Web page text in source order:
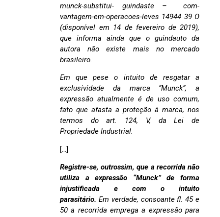
munck-substitui- guindaste – com-
vantagem-em-operacoes-leves 14944 39 O
(disponível em 14 de fevereiro de 2019),
que informa ainda que o guindauto da
autora não existe mais no mercado
brasileiro.
Em que pese o intuito de resgatar a
exclusividade da marca “Munck”, a
expressão atualmente é de uso comum,
fato que afasta a proteção à marca, nos
termos do art. 124, V, da Lei de
Propriedade Industrial.
[…]
Registre-se, outrossim, que a recorrida não
utiliza a expressão “Munck” de forma
injustificada e com o intuito
parasitário. Em verdade, consoante fl. 45 e
50 a recorrida emprega a expressão para